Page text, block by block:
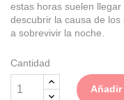
estas horas suelen
descubrir la causa de
a sobrevivir la noche.
Cantidad
Añadir